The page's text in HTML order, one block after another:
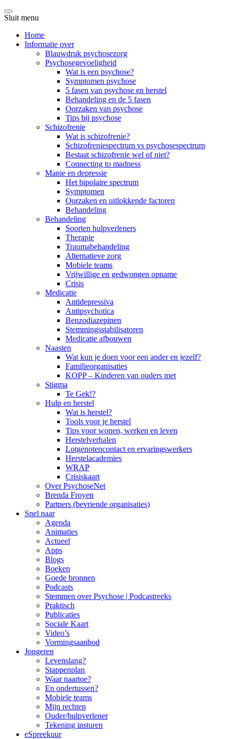
Sluit menu
Home
Informatie over
Blauwdruk psychosezorg
Psychosegevoeligheid
Wat is een psychose?
Symptomen psychose
5 fasen van psychose en herstel
Behandeling en de 5 fasen
Oorzaken van psychose
Tips bij psychose
Schizofrenie
Wat is schizofrenie?
Schizofreniespectrum vs psychosespectrum
Bestaat schizofrenie wel of niet?
Connecting to madness
Manie en depressie
Het bipolaire spectrum
Symptomen
Oorzaken en uitlokkende factoren
Behandeling
Behandeling
Soorten hulpverleners
Therapie
Traumabehandeling
Alternatieve zorg
Mobiele teams
Vrijwillige en gedwongen opname
Crisis
Medicatie
Antidepressiva
Antipsychotica
Benzodiazepinen
Stemmingsstabilisatoren
Medicatie afbouwen
Naasten
Wat kun je doen voor een ander en jezelf?
Familieorganisaties
KOPP – Kinderen van ouders met
Stigma
Te Gek!?
Hulp en herstel
Wat is herstel?
Tools voor je herstel
Tips voor wonen, werken en leven
Herstelverhalen
Lotgenotencontact en ervaringswerkers
Herstelacademies
WRAP
Crisiskaart
Over PsychoseNet
Brenda Froyen
Partners (bevriende organisaties)
Snel naar
Agenda
Animaties
Actueel
Apps
Blogs
Boeken
Goede bronnen
Podcasts
Stemmen over Psychose | Podcastreeks
Praktisch
Publicaties
Sociale Kaart
Video’s
Vormingsaanbod
Jongeren
Levenslang?
Stappenplan
Waar naartoe?
En ondertussen?
Mobiele teams
Mijn rechten
Ouder/hulpverlener
Tekening insturen
eSpreekuur